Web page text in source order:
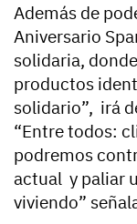
Además de
Aniversario
solidaria,
productos
solidario”, irá
“Entre todos:
podremos
actual y paliar
viviendo”